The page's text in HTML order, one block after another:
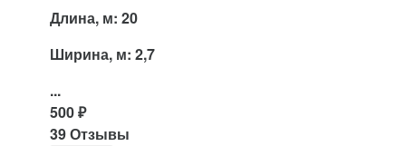
Длина, м: 20
Ширина, м: 2,7
...
500₽
39 Отзывы